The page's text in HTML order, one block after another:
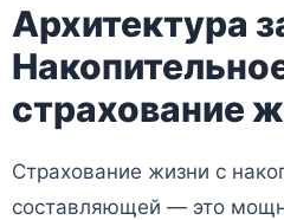
Архитектура
страхование
Страхование жизни с
составляющей — это